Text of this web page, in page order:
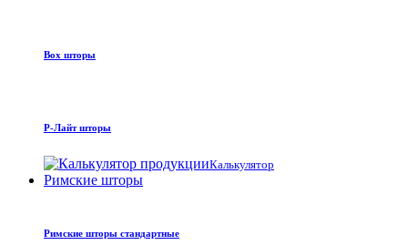
Box шторы
Р-Лайт шторы
Калькулятор
Римские шторы
Римские шторы стандартные